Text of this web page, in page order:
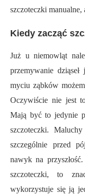
szczoteczki manualne,
Kiedy zacząć
Już u niemowląt
przemywanie
myciu ząbków
Oczywiście nie jest
Mają być to jedynie
szczoteczki.
szczególnie przed
nawyk na
szczoteczki, to
wykorzystuje się ją